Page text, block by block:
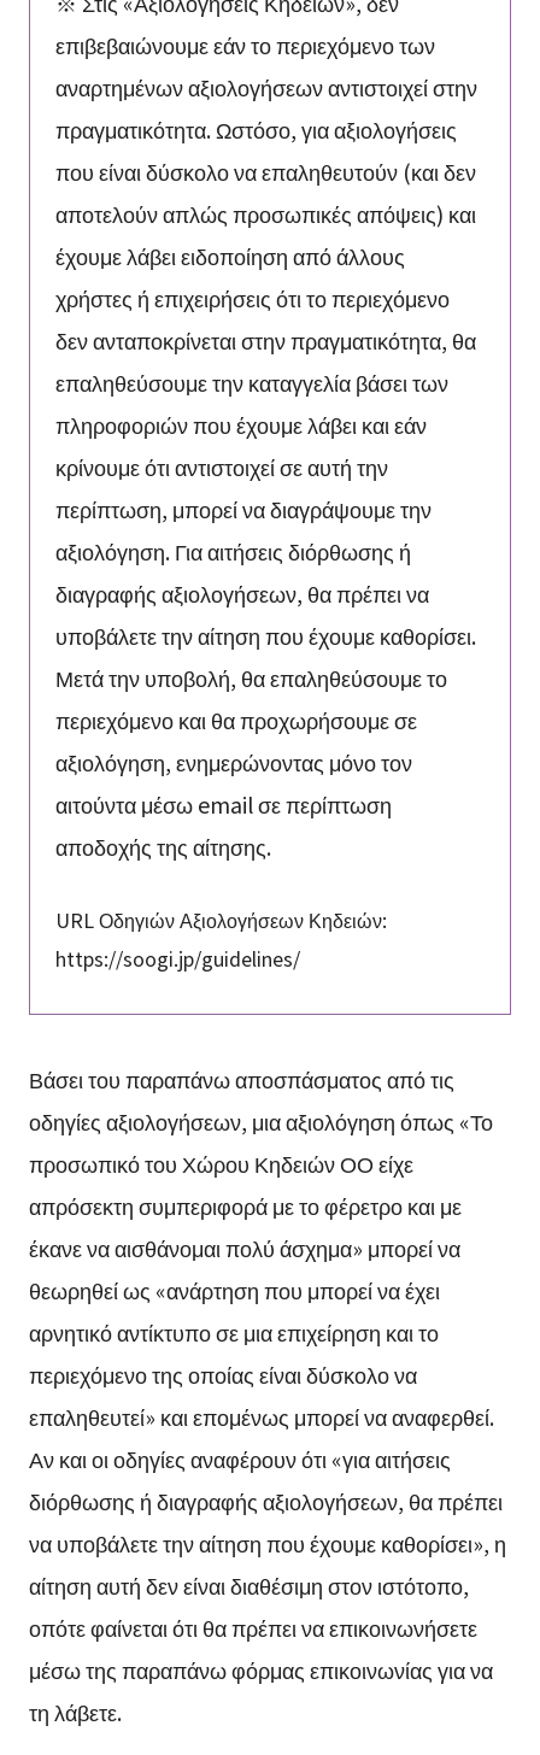
επιβεβαιώνουμε εάν το περιεχόμενο των
αναρτημένων αξιολογήσεων αντιστοιχεί στην
πραγματικότητα. Ωστόσο, για αξιολογήσεις
που είναι δύσκολο να επαληθευτούν (και δεν
αποτελούν απλώς προσωπικές απόψεις) και
έχουμε λάβει ειδοποίηση από άλλους
χρήστες ή επιχειρήσεις ότι το περιεχόμενο
δεν ανταποκρίνεται στην πραγματικότητα, θα
επαληθεύσουμε την καταγγελία βάσει των
πληροφοριών που έχουμε λάβει και εάν
κρίνουμε ότι αντιστοιχεί σε αυτή την
περίπτωση, μπορεί να διαγράψουμε την
αξιολόγηση. Για αιτήσεις διόρθωσης ή
διαγραφής αξιολογήσεων, θα πρέπει να
υποβάλετε την αίτηση που έχουμε καθορίσει.
Μετά την υποβολή, θα επαληθεύσουμε το
περιεχόμενο και θα προχωρήσουμε σε
αξιολόγηση, ενημερώνοντας μόνο τον
αιτούντα μέσω email σε περίπτωση
αποδοχής της αίτησης.
URL Οδηγιών Αξιολογήσεων Κηδειών:
https://soogi.jp/guidelines/
Βάσει του παραπάνω αποσπάσματος από τις
οδηγίες αξιολογήσεων, μια αξιολόγηση όπως «Το
προσωπικό του Χώρου Κηδειών ΟΟ είχε
απρόσεκτη συμπεριφορά με το φέρετρο και με
έκανε να αισθάνομαι πολύ άσχημα» μπορεί να
θεωρηθεί ως «ανάρτηση που μπορεί να έχει
αρνητικό αντίκτυπο σε μια επιχείρηση και το
περιεχόμενο της οποίας είναι δύσκολο να
επαληθευτεί» και επομένως μπορεί να αναφερθεί.
Αν και οι οδηγίες αναφέρουν ότι «για αιτήσεις
διόρθωσης ή διαγραφής αξιολογήσεων, θα πρέπει
να υποβάλετε την αίτηση που έχουμε καθορίσει», η
αίτηση αυτή δεν είναι διαθέσιμη στον ιστότοπο,
οπότε φαίνεται ότι θα πρέπει να επικοινωνήσετε
μέσω της παραπάνω φόρμας επικοινωνίας για να
τη λάβετε.